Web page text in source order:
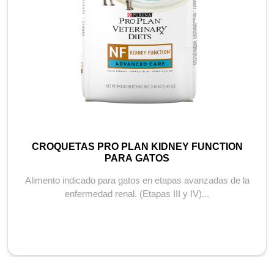
CROQUETAS PRO PLAN KIDNEY FUNCTION
PARA GATOS
Alimento indicado para gatos en etapas avanzadas de la
enfermedad renal. (Etapas III y IV)...